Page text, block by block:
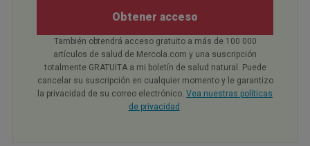
Obtener acceso
También obtendrá acceso gratuito a más de 100 000
artículos de salud de Mercola.com y una suscripción
totalmente GRATUITA a mi boletín de salud natural. Puede
cancelar su suscripción en cualquier momento y le garantizo
la privacidad de su correo electrónico. Vea nuestras políticas
de privacidad